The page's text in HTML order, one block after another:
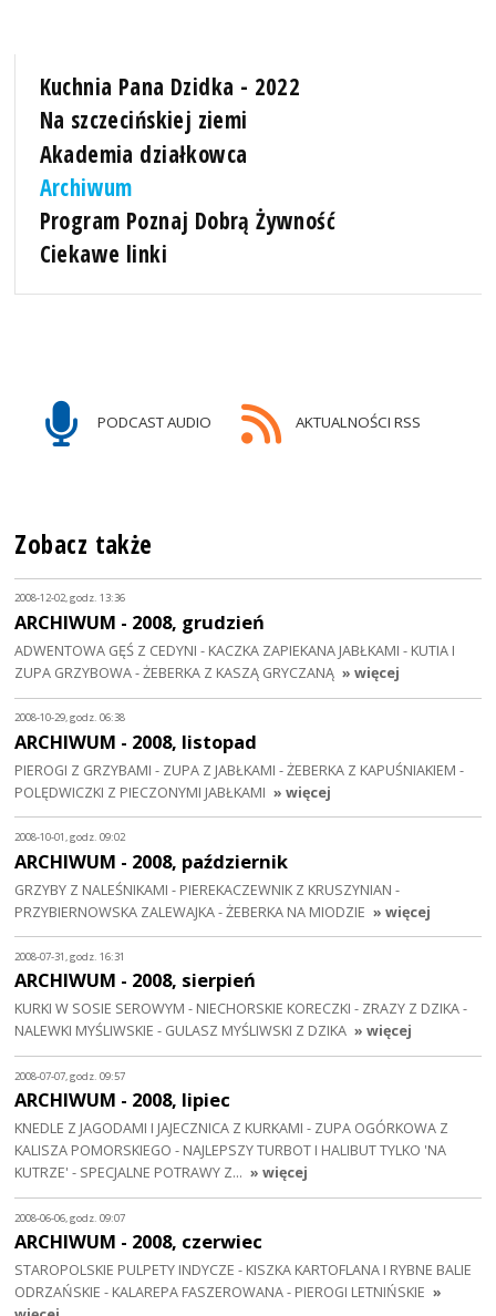
Kuchnia Pana Dzidka - 2022
Na szczecińskiej ziemi
Akademia działkowca
Archiwum
Program Poznaj Dobrą Żywność
Ciekawe linki
PODCAST AUDIO AKTUALNOŚCI RSS
Zobacz także
2008-12-02, godz. 13:36
ARCHIWUM - 2008, grudzień
ADWENTOWA GĘŚ Z CEDYNI - KACZKA ZAPIEKANA JABŁKAMI - KUTIA I
ZUPA GRZYBOWA - ŻEBERKA Z KASZĄ GRYCZANĄ » więcej
2008-10-29, godz. 06:38
ARCHIWUM - 2008, listopad
PIEROGI Z GRZYBAMI - ZUPA Z JABŁKAMI - ŻEBERKA Z KAPUŚNIAKIEM -
POLĘDWICZKI Z PIECZONYMI JABŁKAMI » więcej
2008-10-01, godz. 09:02
ARCHIWUM - 2008, październik
GRZYBY Z NALEŚNIKAMI - PIEREKACZEWNIK Z KRUSZYNIAN -
PRZYBIERNOWSKA ZALEWAJKA - ŻEBERKA NA MIODZIE » więcej
2008-07-31, godz. 16:31
ARCHIWUM - 2008, sierpień
KURKI W SOSIE SEROWYM - NIECHORSKIE KORECZKI - ZRAZY Z DZIKA -
NALEWKI MYŚLIWSKIE - GULASZ MYŚLIWSKI Z DZIKA » więcej
2008-07-07, godz. 09:57
ARCHIWUM - 2008, lipiec
KNEDLE Z JAGODAMI I JAJECZNICA Z KURKAMI - ZUPA OGÓRKOWA Z
KALISZA POMORSKIEGO - NAJLEPSZY TURBOT I HALIBUT TYLKO 'NA
KUTRZE' - SPECJALNE POTRAWY Z… » więcej
2008-06-06, godz. 09:07
ARCHIWUM - 2008, czerwiec
STAROPOLSKIE PULPETY INDYCZE - KISZKA KARTOFLANA I RYBNE BALIE
ODRZAŃSKIE - KALAREPA FASZEROWANA - PIEROGI LETNIŃSKIE »